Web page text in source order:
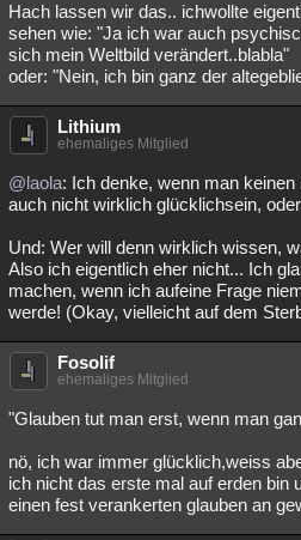
Hach lassen wir das.. ichwollte
sehen wie: "Ja ich war auch
sich mein Weltbild verändert..blabla"
oder: "Nein, ich bin ganz der
Lithium
ehemaliges Mitglied
@laola: Ich denke, wenn man
auch nicht wirklich glücklichsein,
Und: Wer will denn wirklich wissen,
Also ich eigentlich eher nicht... Ich
machen, wenn ich aufeine Frage
werde! (Okay, vielleicht auf dem
Fosolif
ehemaliges Mitglied
"Glauben tut man erst, wenn man
nö, ich war immer glücklich,weiss
ich nicht das erste mal auf erden bin
einen fest verankerten glauben an